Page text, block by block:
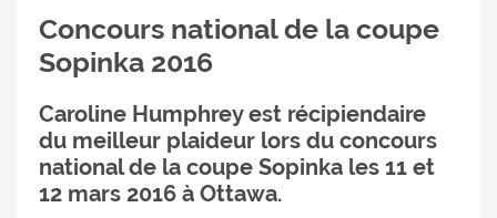
Concours national de la coupe
Sopinka 2016
Caroline Humphrey est récipiendaire
du meilleur plaideur lors du concours
national de la coupe Sopinka les 11 et
12 mars 2016 à Ottawa.